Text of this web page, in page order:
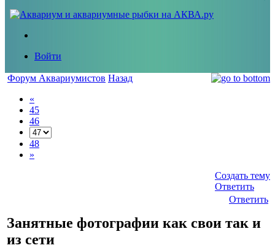
Войти
Форум Аквариумистов Назад
«
45
46
48
»
Создать тему
Ответить
Ответить
Занятные фотографии как свои так и
из сети